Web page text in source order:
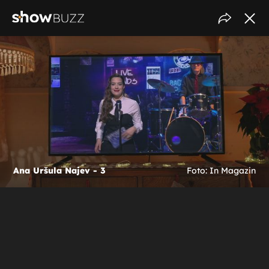
Ana Uršula Najev - 3 Foto: In Magazin